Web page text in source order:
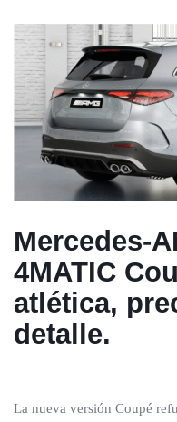
Mercedes-
4MATIC
atlética,
detalle.
La nueva versión Coupé